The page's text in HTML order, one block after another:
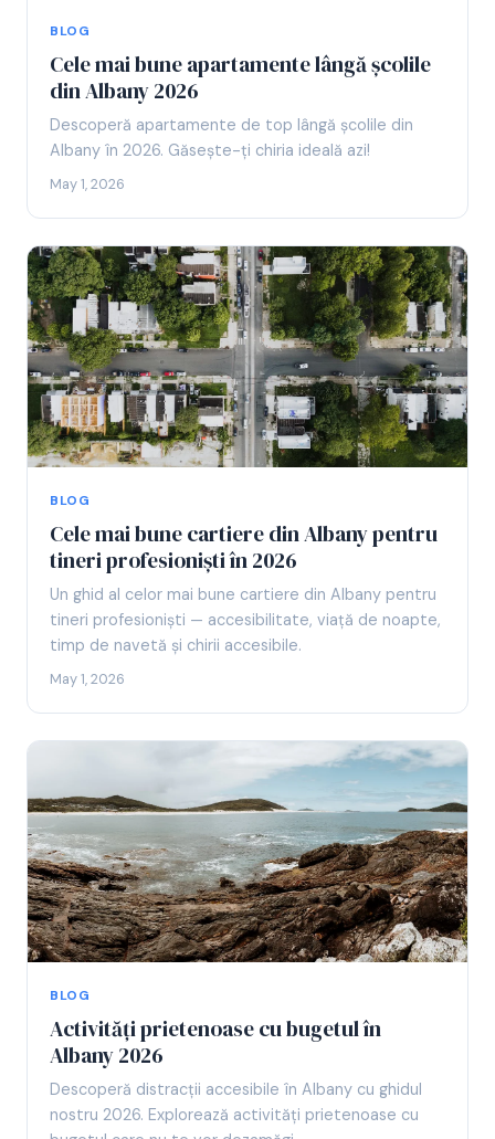
BLOG
Cele mai bune apartamente lângă școlile
din Albany 2026
Descoperă apartamente de top lângă școlile din
Albany în 2026. Găsește-ți chiria ideală azi!
May 1, 2026
BLOG
Cele mai bune cartiere din Albany pentru
tineri profesioniști în 2026
Un ghid al celor mai bune cartiere din Albany pentru
tineri profesioniști — accesibilitate, viață de noapte,
timp de navetă și chirii accesibile.
May 1, 2026
BLOG
Activități prietenoase cu bugetul în
Albany 2026
Descoperă distracții accesibile în Albany cu ghidul
nostru 2026. Explorează activități prietenoase cu